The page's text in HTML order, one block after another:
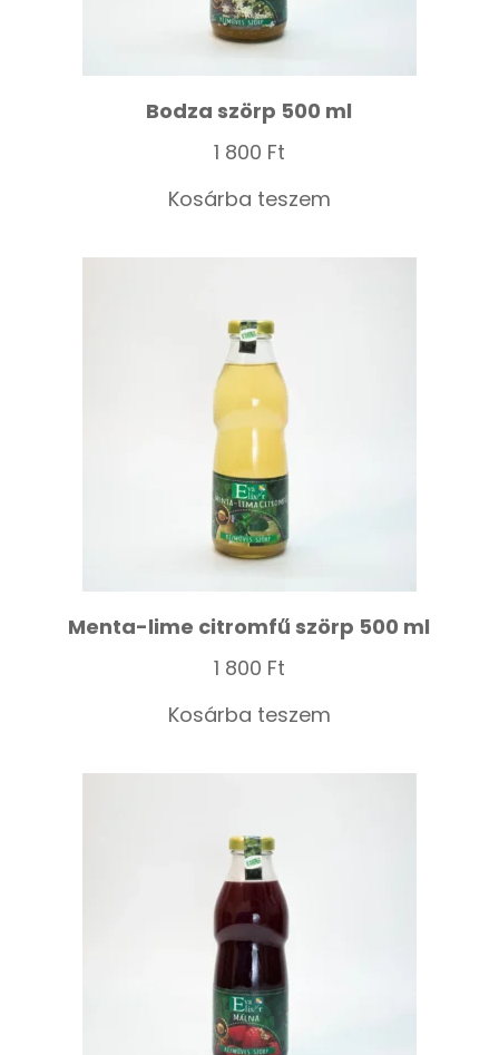
Bodza szörp 500 ml
1 800 Ft
Kosárba teszem
Menta-lime citromfű szörp 500 ml
1 800 Ft
Kosárba teszem